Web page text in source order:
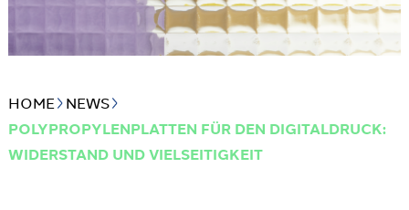
HOME NEWS
POLYPROPYLENPLATTEN FÜR DEN DIGITALDRUCK:
WIDERSTAND UND VIELSEITIGKEIT